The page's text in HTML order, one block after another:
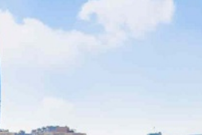
çağırılıb, yenisi təyin olunub